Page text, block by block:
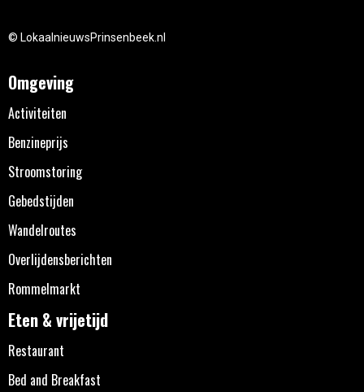
© LokaalnieuwsPrinsenbeek.nl
Omgeving
Activiteiten
Benzineprijs
Stroomstoring
Gebedstijden
Wandelroutes
Overlijdensberichten
Rommelmarkt
Eten & vrijetijd
Restaurant
Bed and Breakfast